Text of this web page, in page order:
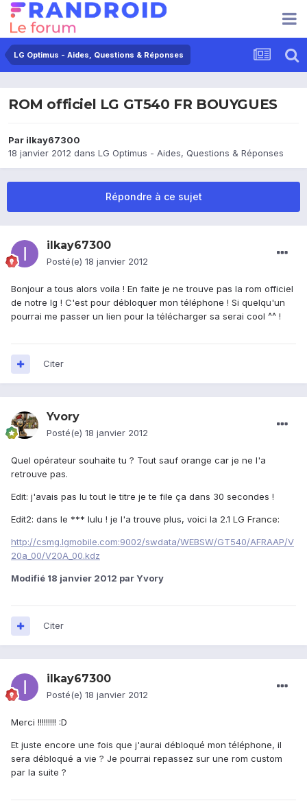
LG Optimus - Aides, Questions & Réponses
ROM officiel LG GT540 FR BOUYGUES
Par ilkay67300
18 janvier 2012 dans LG Optimus - Aides, Questions & Réponses
Répondre à ce sujet
ilkay67300
Posté(e) 18 janvier 2012
Bonjour a tous alors voila ! En faite je ne trouve pas la rom officiel
de notre lg ! C'est pour débloquer mon téléphone ! Si quelqu'un
pourrai me passer un lien pour la télécharger sa serai cool ^^ !
Citer
Yvory
Posté(e) 18 janvier 2012
Quel opérateur souhaite tu ? Tout sauf orange car je ne l'a
retrouve pas.
Edit: j'avais pas lu tout le titre je te file ça dans 30 secondes !
Edit2: dans le *** lulu ! je l'a trouve plus, voici la 2.1 LG France:
http://csmg.lgmobile.com:9002/swdata/WEBSW/GT540/AFRAAP/V
20a_00/V20A_00.kdz
Modifié 18 janvier 2012 par Yvory
Citer
ilkay67300
Posté(e) 18 janvier 2012
Merci !!!!!!!!! :D
Et juste encore une fois que j'aurai débloqué mon téléphone, il
sera débloqué a vie ? Je pourrai repassez sur une rom custom
par la suite ?